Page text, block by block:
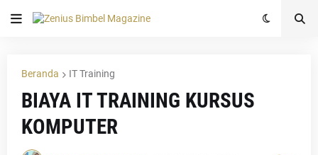
Beranda IT Training
BIAYA IT TRAINING KURSUS
KOMPUTER